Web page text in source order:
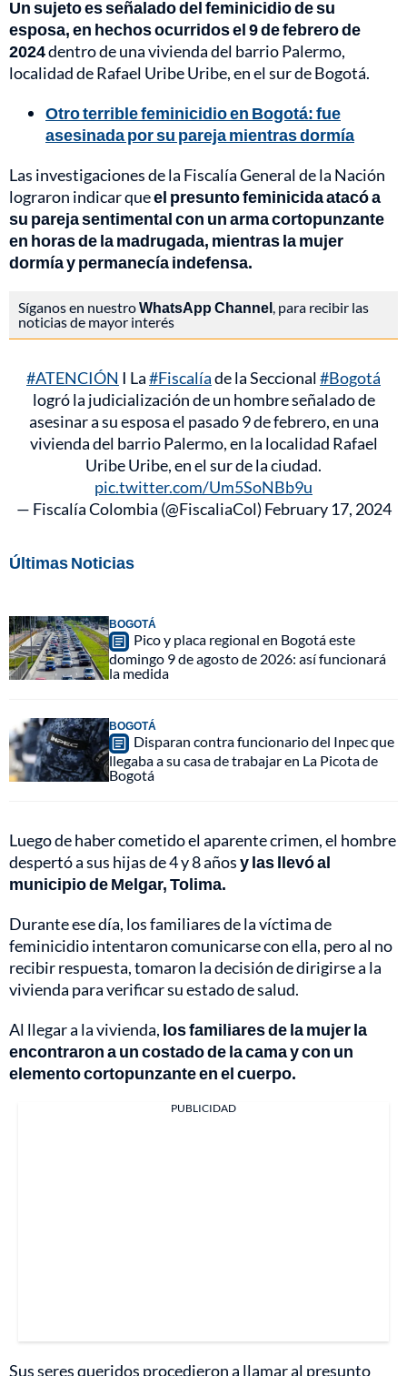
Un sujeto es señalado del feminicidio de su
esposa, en hechos ocurridos el 9 de febrero de
2024dentro de una vivienda del barrio Palermo,
localidad de Rafael Uribe Uribe, en el sur de Bogotá.
Otro terrible feminicidio en Bogotá: fue
asesinada por su pareja mientras dormía
Las investigaciones de la Fiscalía General de la Nación
lograron indicar queel presunto feminicida atacó a
su pareja sentimental con un arma cortopunzante
en horas de la madrugada, mientras la mujer
dormía y permanecía indefensa.
Síganos en nuestroWhatsApp Channel, para recibir las
noticias de mayor interés
#ATENCIÓN I La#Fiscalíade la Seccional#Bogotá
logró la judicialización de un hombre señalado de
asesinar a su esposa el pasado 9 de febrero, en una
vivienda del barrio Palermo, en la localidad Rafael
Uribe Uribe, en el sur de la ciudad.
pic.twitter.com/Um5SoNBb9u
— Fiscalía Colombia (@FiscaliaCol) February 17, 2024
Últimas Noticias
BOGOTÁ
Pico y placa regional en Bogotá este
domingo 9 de agosto de 2026: así funcionará
la medida
BOGOTÁ
Disparan contra funcionario del Inpec que
llegaba a su casa de trabajar en La Picota de
Bogotá
Luego de haber cometido el aparente crimen, el hombre
despertó a sus hijas de 4 y 8 añosy las llevó al
municipio de Melgar, Tolima.
Durante ese día, los familiares de la víctima de
feminicidio intentaron comunicarse con ella, pero al no
recibir respuesta, tomaron la decisión de dirigirse a la
vivienda para verificar su estado de salud.
Al llegar a la vivienda, los familiares de la mujer la
encontraron a un costado de la cama y con un
elemento cortopunzante en el cuerpo.
PUBLICIDAD
Sus seres queridos procedieron a llamar al presunto